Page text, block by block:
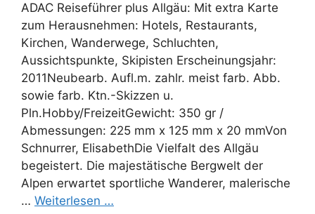
ADAC Reiseführer plus Allgäu: Mit extra Karte
zum Herausnehmen: Hotels, Restaurants,
Kirchen, Wanderwege, Schluchten,
Aussichtspunkte, Skipisten Erscheinungsjahr:
2011Neubearb. Aufl.m. zahlr. meist farb. Abb.
sowie farb. Ktn.-Skizzen u.
Pln.Hobby/FreizeitGewicht: 350 gr /
Abmessungen: 225 mm x 125 mm x 20 mmVon
Schnurrer, ElisabethDie Vielfalt des Allgäu
begeistert. Die majestätische Bergwelt der
Alpen erwartet sportliche Wanderer, malerische
… Weiterlesen …